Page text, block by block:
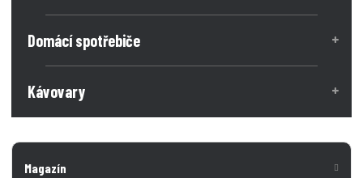
Domácí spotřebiče
Kávovary
Magazín